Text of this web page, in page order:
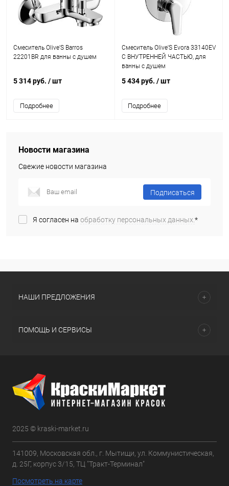
Смеситель Olive'S Barros
22201BR для ванны с душем
5 314 руб. / шт
Подробнее
Смеситель Olive'S Evora 33140EV
С ВНУТРЕННЕЙ ЧАСТЬЮ, для
ванны с душем
5 434 руб. / шт
Подробнее
Новости магазина
Свежие новости магазина
Подписаться
Я согласен на обработку персональных данных.*
НАШИ ПРЕДЛОЖЕНИЯ
ПОМОЩЬ И СЕРВИСЫ
2025 © kraski-market.ru
141009, Московская обл., г. Мытищи, ул. Коммунистическая,
д. 25Г, корпус 3/15, ТЦ "Тракт-Терминал"
Посмотреть на карте